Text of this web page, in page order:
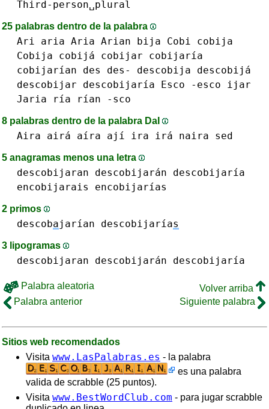
Third-person␣plural
25 palabras dentro de la palabra
Ari aria Aria Arian bija Cobi
cobija
Cobija cobijá
cobijar
cobijaría
cobijarían
des des-
descobija descobijá
descobijar
descobijaría Esco -esco
ijar
Jaria
ría rían -sco
8 palabras dentro de la palabra DaI
Aira airá aíra ají ira irá naira sed
5 anagramas menos una letra
descobijaran descobijarán
descobijaría
encobijarais
encobijarías
2 primos
descobajarían descobijarías
3 lipogramas
descobijaran descobijarán descobijaría
Palabra aleatoria
Volver arriba
Palabra anterior
Siguiente palabra
Sitios web recomendados
Visita www.LasPalabras.es - la palabra
es una palabra
valida de scrabble (25 puntos).
Visita www.BestWordClub.com - para jugar scrabble